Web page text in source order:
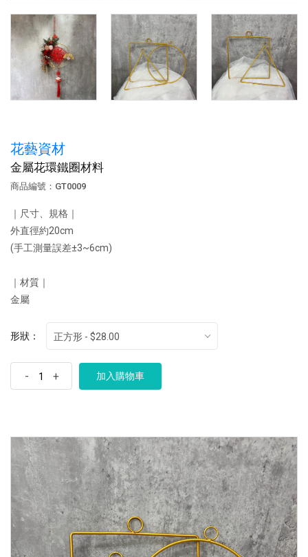
花藝資材
金屬花環鐵圈材料
商品編號：GT0009
｜尺寸、規格｜
外直徑約20cm
(手工測量誤差±3~6cm)
｜材質｜
金屬
形狀： 正方形 - $28.00
- + 加入購物車